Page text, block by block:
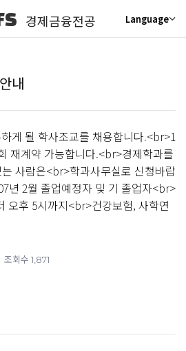
경제금융전공 Language
내
게 될 학사조교를 채용합니다.<br>1
재계약 가능합니다.<br>경제학과를
사람은<br>학과사무실로 신청바랍
년 2월 졸업예정자 및 기 졸업자<br>
오후 5시까지<br>건강보험, 사학연
조회수 1,871